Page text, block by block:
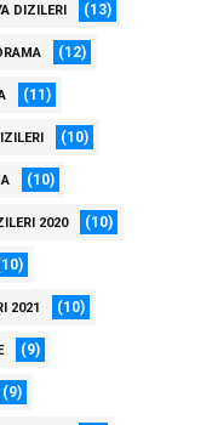
DIZILERI (13)
(12)
(11)
(10)
(10)
2020 (10)
2021 (10)
(9)
(9)